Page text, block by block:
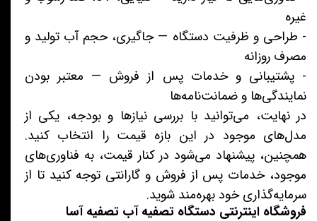
غیره
- طراحی و ظرفیت دستگاه — جاگیری، حجم آب تولید و
مصرف روزانه
- پشتیبانی و خدمات پس از فروش — معتبر بودن
نمایندگی‌ها و ضمانت‌نامه‌ها
در نهایت، می‌توانید با بررسی نیازها و بودجه، یکی از
مدل‌های موجود در این بازه قیمت را انتخاب کنید.
همچنین، پیشنهاد می‌شود در کنار قیمت، به فناوری‌های
موجود، خدمات پس از فروش و گارانتی توجه کنید تا از
سرمایه‌گذاری خود بهره‌مند شوید.
فروشگاه اینترنتی دستگاه تصفیه آب تصفیه آسا